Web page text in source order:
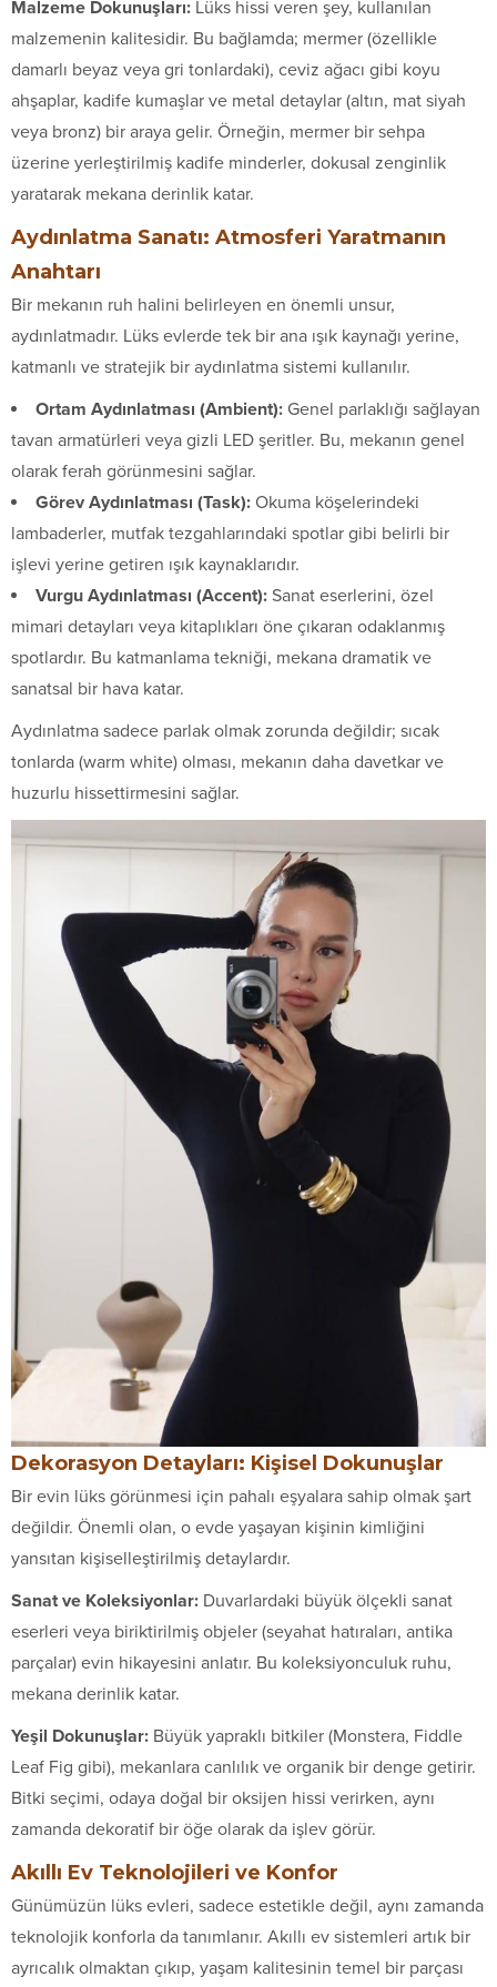
Malzeme Dokunuşları: Lüks hissi veren şey, kullanılan
malzemenin kalitesidir. Bu bağlamda; mermer (özellikle
damarlı beyaz veya gri tonlardaki), ceviz ağacı gibi koyu
ahşaplar, kadife kumaşlar ve metal detaylar (altın, mat siyah
veya bronz) bir araya gelir. Örneğin, mermer bir sehpa
üzerine yerleştirilmiş kadife minderler, dokusal zenginlik
yaratarak mekana derinlik katar.
Aydınlatma Sanatı: Atmosferi Yaratmanın
Anahtarı
Bir mekanın ruh halini belirleyen en önemli unsur,
aydınlatmadır. Lüks evlerde tek bir ana ışık kaynağı yerine,
katmanlı ve stratejik bir aydınlatma sistemi kullanılır.
Ortam Aydınlatması (Ambient): Genel parlaklığı sağlayan
tavan armatürleri veya gizli LED şeritler. Bu, mekanın genel
olarak ferah görünmesini sağlar.
Görev Aydınlatması (Task): Okuma köşelerindeki
lambaderler, mutfak tezgahlarındaki spotlar gibi belirli bir
işlevi yerine getiren ışık kaynaklarıdır.
Vurgu Aydınlatması (Accent): Sanat eserlerini, özel
mimari detayları veya kitaplıkları öne çıkaran odaklanmış
spotlardır. Bu katmanlama tekniği, mekana dramatik ve
sanatsal bir hava katar.
Aydınlatma sadece parlak olmak zorunda değildir; sıcak
tonlarda (warm white) olması, mekanın daha davetkar ve
huzurlu hissettirmesini sağlar.
Dekorasyon Detayları: Kişisel Dokunuşlar
Bir evin lüks görünmesi için pahalı eşyalara sahip olmak şart
değildir. Önemli olan, o evde yaşayan kişinin kimliğini
yansıtan kişiselleştirilmiş detaylardır.
Sanat ve Koleksiyonlar: Duvarlardaki büyük ölçekli sanat
eserleri veya biriktirilmiş objeler (seyahat hatıraları, antika
parçalar) evin hikayesini anlatır. Bu koleksiyonculuk ruhu,
mekana derinlik katar.
Yeşil Dokunuşlar: Büyük yapraklı bitkiler (Monstera, Fiddle
Leaf Fig gibi), mekanlara canlılık ve organik bir denge getirir.
Bitki seçimi, odaya doğal bir oksijen hissi verirken, aynı
zamanda dekoratif bir öğe olarak da işlev görür.
Akıllı Ev Teknolojileri ve Konfor
Günümüzün lüks evleri, sadece estetikle değil, aynı zamanda
teknolojik konforla da tanımlanır. Akıllı ev sistemleri artık bir
ayrıcalık olmaktan çıkıp, yaşam kalitesinin temel bir parçası